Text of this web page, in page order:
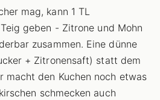
mag, kann 1 TL
geben - Zitrone und Mohn
zusammen. Eine dünne
+ Zitronensaft) statt dem
macht den Kuchen noch etwas
schmecken auch